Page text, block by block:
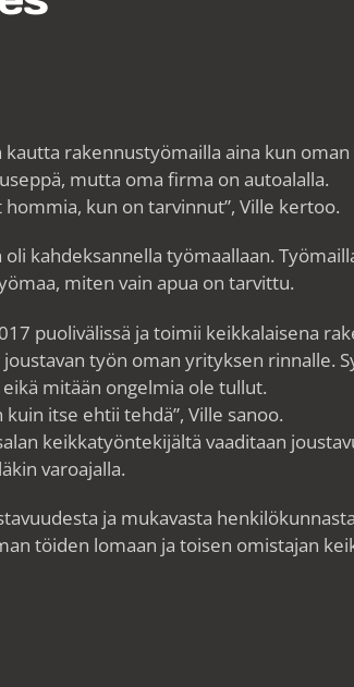
kautta rakennustyömailla aina kun
mutta oma firma on autoalalla.
hommia, kun on tarvinnut”, Ville kertoo.
kahdeksannella työmaallaan.
miten vain apua on tarvittu.
puolivälissä ja toimii keikkalaisena
työn oman yrityksen rinnalle.
mitään ongelmia ole tullut.
itse ehtii tehdä”, Ville sanoo.
keikkatyöntekijältä vaaditaan
varoajalla.
ja mukavasta
töiden lomaan ja toisen omistajan